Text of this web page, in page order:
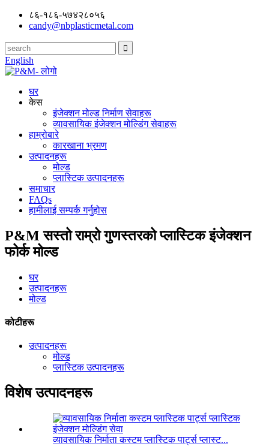
८६-१८६-५७४२८०५६
candy@nbplasticmetal.com
English
घर
केस
इंजेक्शन मोल्ड निर्माण सेवाहरू
व्यावसायिक इंजेक्शन मोल्डिंग सेवाहरू
हाम्रोबारे
कारखाना भ्रमण
उत्पादनहरू
मोल्ड
प्लास्टिक उत्पादनहरू
समाचार
FAQs
हामीलाई सम्पर्क गर्नुहोस
P&M सस्तो राम्रो गुणस्तरको प्लास्टिक इंजेक्शन
फोर्क मोल्ड
घर
उत्पादनहरू
मोल्ड
कोटीहरू
उत्पादनहरू
मोल्ड
प्लास्टिक उत्पादनहरू
विशेष उत्पादनहरू
व्यावसायिक निर्माता कस्टम प्लास्टिक पार्ट्स प्लास्ट...